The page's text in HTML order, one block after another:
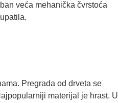
veća mehanička čvrstoća
Pregrada od drveta se
materijal je hrast. U